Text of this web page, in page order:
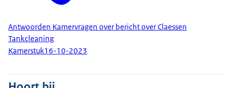
Antwoorden Kamervragen over bericht over Claessen
Tankcleaning
Kamerstuk16-10-2023